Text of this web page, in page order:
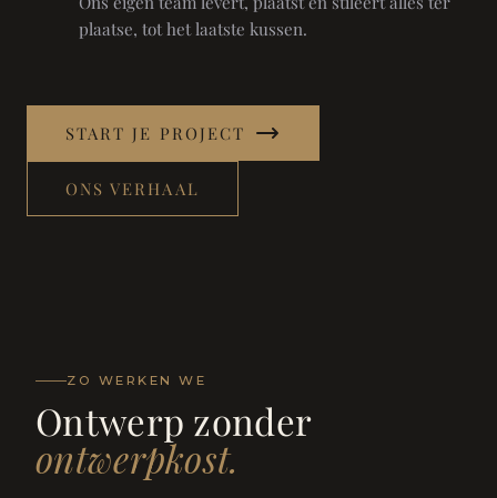
plaatse, tot het laatste kussen.
START JE PROJECT
ONS VERHAAL
ZO WERKEN WE
Ontwerp zonder
ontwerpkost.